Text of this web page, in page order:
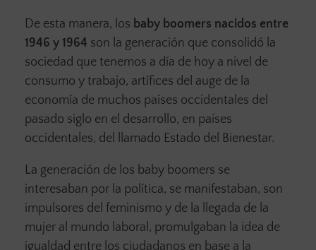
De esta manera, los baby boomers nacidos entre
1946 y 1964 son la generación que consolidó la
sociedad que tenemos a día de hoy a nivel de
consumo y trabajo, artífices del auge de la
economía de muchos países occidentales del
pasado siglo en el desarrollo, en países
occidentales, del llamado Estado del Bienestar.
La generación de los baby boomers se
interesaban por la política, se manifestaban, son
impulsores del feminismo y de la llegada de la
mujer al mundo laboral, promulgaban la idea de
igualdad entre los ciudadanos en base a la